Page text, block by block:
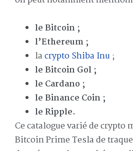
le Bitcoin ;
l’Ethereum ;
lacrypto Shiba Inu ;
le Bitcoin Gol ;
le Cardano ;
le Binance Coin ;
le Ripple.
Ce catalogue varié de crypto
Bitcoin Prime Tesla de